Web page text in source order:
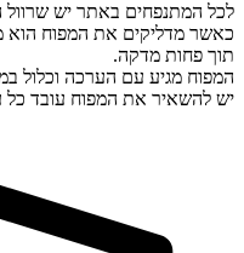
לכל המתנפחים באתר יש
כאשר מדליקים את המפוח הוא
תוך פחות מדקה.
המפוח מגיע עם הערכה וכלול
יש להשאיר את המפוח עובד